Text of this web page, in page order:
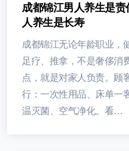
成都锦江男人养生是
人养生是长寿
成都锦江无论年龄职业，
足疗、推拿，不是奢侈消
点，就是对家人负责。顾
行：一次性用品、床单一
温灭菌、空气净化。看…